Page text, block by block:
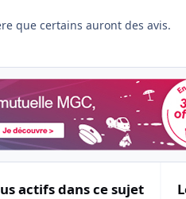
que certains auront des avis.
actifs dans ce sujet